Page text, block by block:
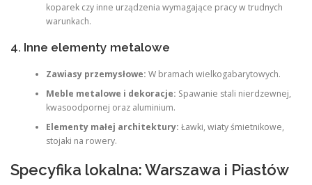
koparek czy inne urządzenia wymagające pracy w trudnych
warunkach.
4. Inne elementy metalowe
Zawiasy przemysłowe: W bramach wielkogabarytowych.
Meble metalowe i dekoracje: Spawanie stali nierdzewnej,
kwasoodpornej oraz aluminium.
Elementy małej architektury: Ławki, wiaty śmietnikowe,
stojaki na rowery.
Specyfika lokalna: Warszawa i Piastów